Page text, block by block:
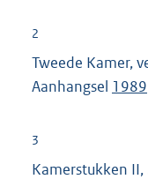
2
Tweede Kamer,
Aanhangsel 1989
3
Kamerstukken